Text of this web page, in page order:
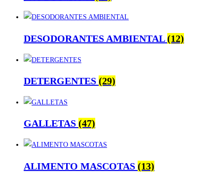
DESODORANTES AMBIENTAL(12)
DETERGENTES (29)
GALLETAS (47)
ALIMENTO MASCOTAS (13)